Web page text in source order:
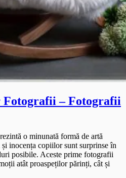
– Fotografii
o minunată formă de artă
inocența copiilor sunt surprinse în
posibile. Aceste prime fotografii
atât proaspeților părinți, cât și